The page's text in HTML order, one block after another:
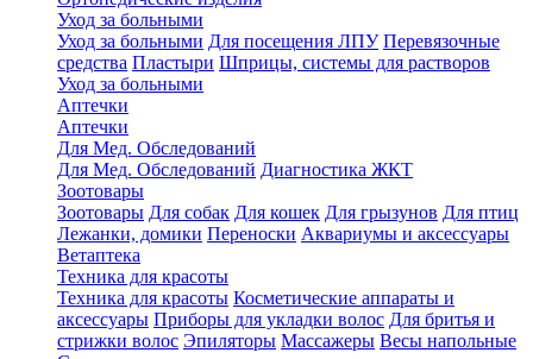
Уход за больными
Уход за больными Для посещения ЛПУ Перевязочные
средства Пластыри Шприцы, системы для растворов
Уход за больными
Аптечки
Аптечки
Для Мед. Обследований
Для Мед. Обследований Диагностика ЖКТ
Зоотовары
Зоотовары Для собак Для кошек Для грызунов Для птиц
Лежанки, домики Переноски Аквариумы и аксессуары
Ветаптека
Техника для красоты
Техника для красоты Косметические аппараты и
аксессуары Приборы для укладки волос Для бритья и
стрижки волос Эпиляторы Массажеры Весы напольные